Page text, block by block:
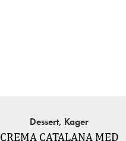
Dessert, Kager
CREMA CATALANA MED